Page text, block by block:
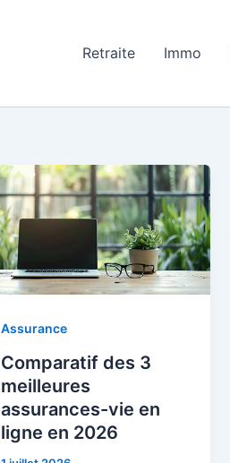
Retraite Immo
Assurance
Comparatif des 3
meilleures
assurances-vie en
ligne en 2026